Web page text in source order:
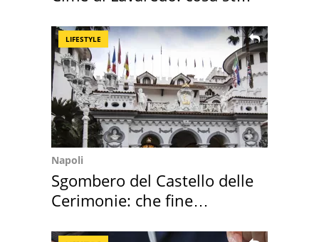
LIFESTYLE
Napoli
Sgombero del Castello delle
Cerimonie: che fine